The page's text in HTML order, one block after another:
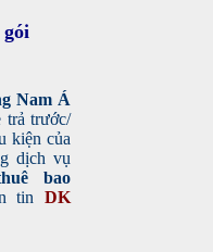
gói
Nam Á
trả trước/
kiện của
dịch vụ
bao
tin DK